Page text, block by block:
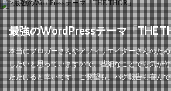
最強のWordPressテーマ「THE
本当にブロガーさんやアフィリエイターさんのた
したいと思っていますので、些細なことでも気が
ただけると幸いです。ご要望も、バグ報告も喜ん